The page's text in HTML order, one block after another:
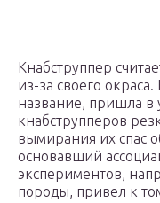
Кнабструппер
из-за своего
название, пришла в
кнабструпперов
вымирания их спас
основавший
экспериментов,
породы, привел к